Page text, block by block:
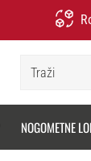
NOGOMETNE